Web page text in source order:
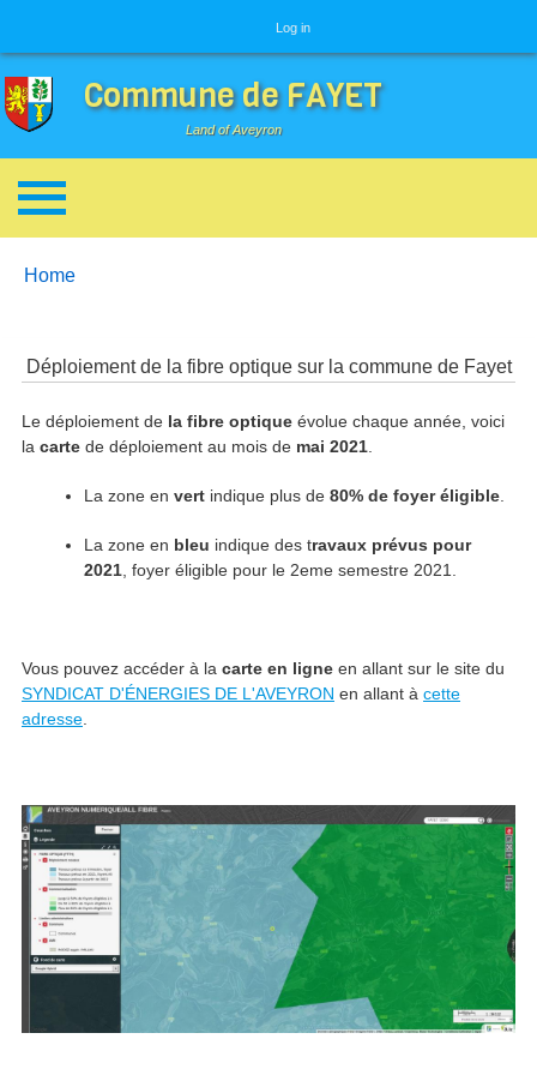
Log in
Commune de FAYET
Land of Aveyron
Breadcrumbs
You are here:
Home
Déploiement de la fibre optique sur la commune de Fayet
Le déploiement de la fibre optique évolue chaque année, voici
la carte de déploiement au mois de mai 2021
La zone en vert indique plus de 80% de foyer éligible
La zone en bleu indique des travaux prévus pour
2021 , foyer éligible pour le 2eme semestre 2021.
Vous pouvez accéder à la carte en ligne en allant sur le site du
SYNDICAT D'ÉNERGIES DE L'AVEYRON en allant à cette
adresse
Image